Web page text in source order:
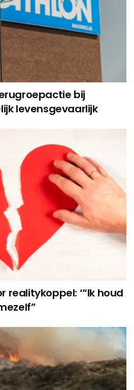
bij
levensgevaarlijk
realitykoppel: ‘“Ik houd